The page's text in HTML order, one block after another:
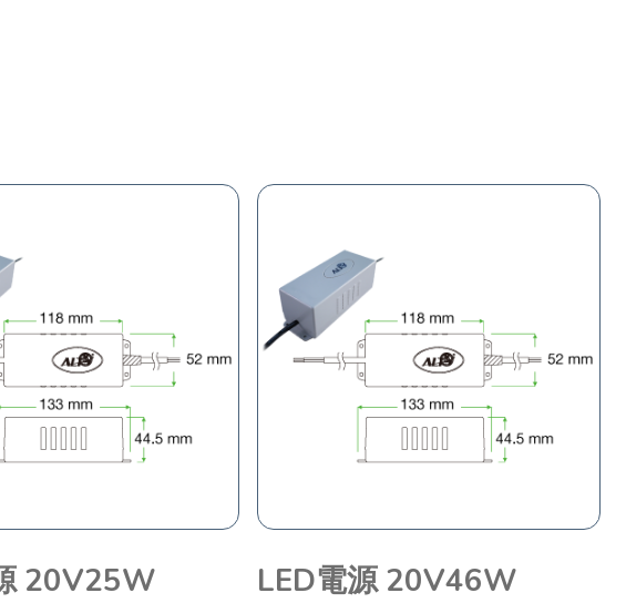
20V25W LED電源 20V46W